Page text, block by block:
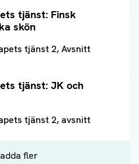
tjänst: Finsk
skön
tjänst 2, Avsnitt
tjänst: JK och
tjänst 2, avsnitt
fler